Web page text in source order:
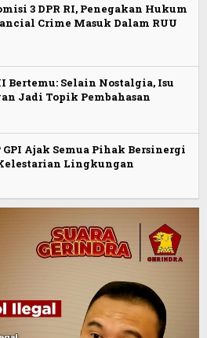
3 DPR RI, Penegakan Hukum
Crime Masuk Dalam RUU
Bertemu: Selain Nostalgia, Isu
Jadi Topik Pembahasan
Ajak Semua Pihak Bersinergi
Lingkungan